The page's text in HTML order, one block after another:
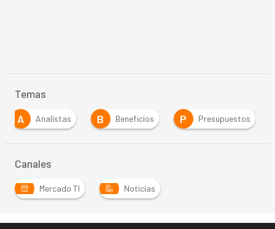
Temas
A
Analistas B Beneficios P Presupuestos
Canales
Mercado TI Noticias